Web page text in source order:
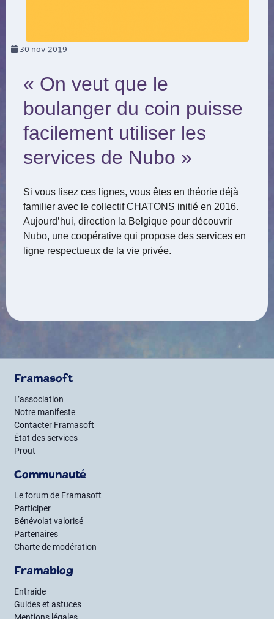
30 nov 2019
« On veut que le
boulanger du coin puisse
facilement utiliser les
services de Nubo »
Si vous lisez ces lignes, vous êtes en théorie déjà
familier avec le collectif CHATONS initié en 2016.
Aujourd’hui, direction la Belgique pour découvrir
Nubo, une coopérative qui propose des services en
ligne respectueux de la vie privée.
Framasoft
L’association
Notre manifeste
Contacter Framasoft
État des services
Prout
Communauté
Le forum de Framasoft
Participer
Bénévolat valorisé
Partenaires
Charte de modération
Framablog
Entraide
Guides et astuces